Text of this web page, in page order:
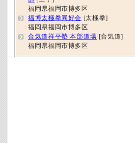
福岡県福岡市博多区
福博太極拳同好会 [太極拳]
福岡県福岡市博多区
合気道祥平塾 本部道場 [合気道]
福岡県福岡市博多区